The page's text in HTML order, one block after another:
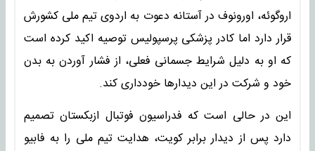
اروگوئه، اورونوف در آستانه دعوت به اردوی تیم ملی کشورش
قرار دارد اما کادر پزشکی پرسپولیس توصیه اکید کرده است
که او به دلیل شرایط جسمانی فعلی، از فشار آوردن به بدن
خود و شرکت در این دیدارها خودداری کند.
این در حالی است که فدراسیون فوتبال ازبکستان تصمیم
دارد پس از دیدار برابر کویت، هدایت تیم ملی را به فابیو